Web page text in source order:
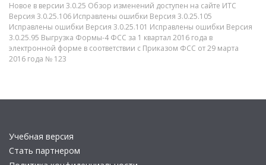
Новое в версии 3.0.25 Обзор изменений доступен на сайте ИТС
Версия 3.0.25.106 Исправлены ошибки Версия 3.0.25.105
Исправлены ошибки Версия 3.0.25.101 Исправлены ошибки Версия
3.0.25.95 Выгрузка Формы-4 ФСС за 1 квартал 2016 года в
электронной форме в соответствии с Приказом ФСС от 29 марта
2016 года № 123
Учебная версия
Стать партнером